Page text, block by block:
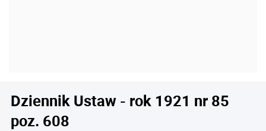
Dziennik Ustaw - rok 1921 nr 85
poz. 608